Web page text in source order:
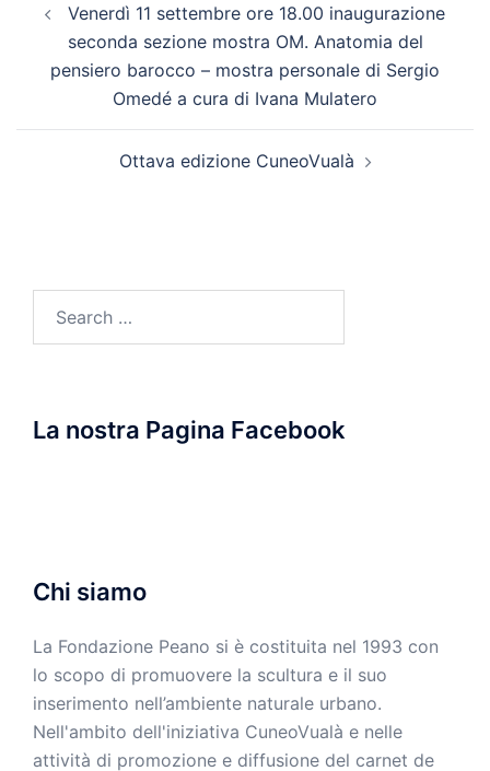
navigation
Venerdì 11 settembre ore 18.00 inaugurazione
seconda sezione mostra OM. Anatomia del
pensiero barocco – mostra personale di Sergio
Omedé a cura di Ivana Mulatero
Ottava edizione CuneoVualà
for:
La nostra Pagina Facebook
Chi siamo
La Fondazione Peano si è costituita nel 1993 con
lo scopo di promuovere la scultura e il suo
inserimento nell’ambiente naturale urbano.
Nell'ambito dell'iniziativa CuneoVualà e nelle
attività di promozione e diffusione del carnet de